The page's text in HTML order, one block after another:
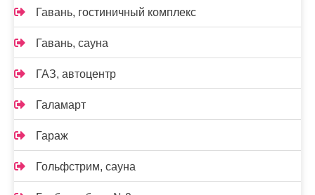
Гавань, гостиничный комплекс
Гавань, сауна
ГАЗ, автоцентр
Галамарт
Гараж
Гольфстрим, сауна